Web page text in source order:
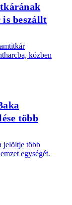
is beszállt
közben
több
jelöltje több
egységét.